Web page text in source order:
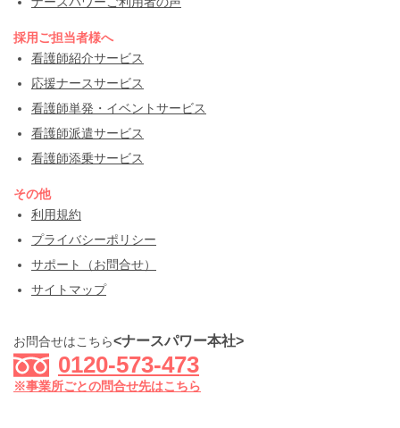
採用ご担当者様へ
看護師紹介サービス
応援ナースサービス
看護師単発・イベントサービス
看護師派遣サービス
看護師添乗サービス
その他
利用規約
プライバシーポリシー
サポート（お問合せ）
サイトマップ
お問合せはこちら<ナースパワー本社>
0120-573-473
※事業所ごとの問合せ先はこちら